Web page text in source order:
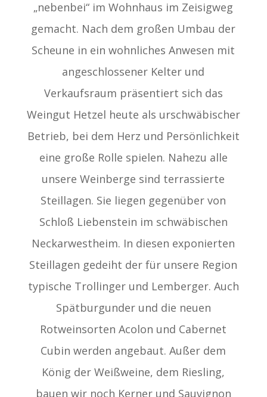
„nebenbei“ im Wohnhaus im Zeisigweg
gemacht. Nach dem großen Umbau der
Scheune in ein wohnliches Anwesen mit
angeschlossener Kelter und
Verkaufsraum präsentiert sich das
Weingut Hetzel heute als urschwäbischer
Betrieb, bei dem Herz und Persönlichkeit
eine große Rolle spielen. Nahezu alle
unsere Weinberge sind terrassierte
Steillagen. Sie liegen gegenüber von
Schloß Liebenstein im schwäbischen
Neckarwestheim. In diesen exponierten
Steillagen gedeiht der für unsere Region
typische Trollinger und Lemberger. Auch
Spätburgunder und die neuen
Rotweinsorten Acolon und Cabernet
Cubin werden angebaut. Außer dem
König der Weißweine, dem Riesling,
bauen wir noch Kerner und Sauvignon